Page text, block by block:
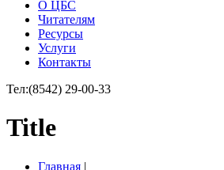
О ЦБС
Читателям
Ресурсы
Услуги
Контакты
Тел:(8542) 29-00-33
Title
Главная |